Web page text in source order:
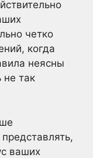
четко
когда
неясны
не так
ваших